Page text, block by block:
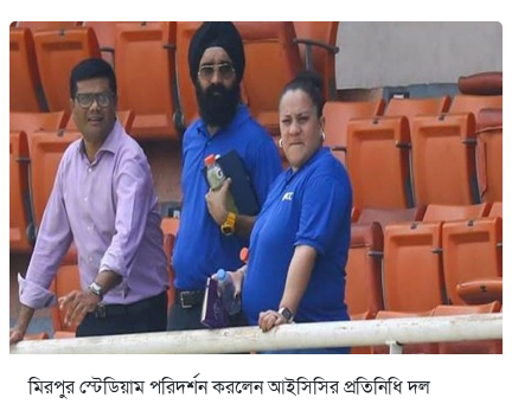
মিরপুর স্টেডিয়াম পরিদর্শন করলেন আইসিসির প্রতিনিধি দল